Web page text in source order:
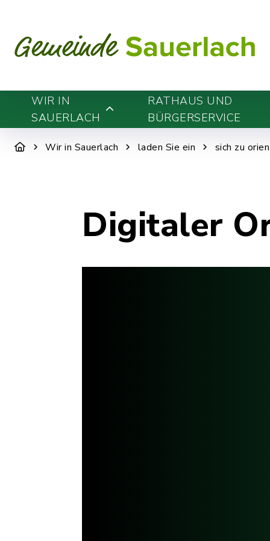
WIR IN
SAUERLACH
RATHAUS UND
BÜRGERSERVICE
Wir in Sauerlach laden Sie ein sich zu
Digitaler